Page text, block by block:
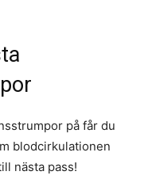
på får du
blodcirkulationen
nästa pass!